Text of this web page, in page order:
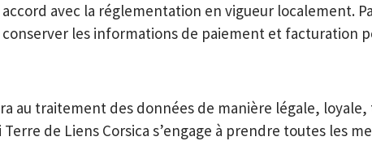
avec la réglementation en vigueur localement.
les informations de paiement et facturation
au traitement des données de manière légale,
de Liens Corsica s’engage à prendre toutes les